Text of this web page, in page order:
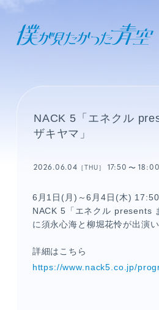
NACK 5「エネクル
ザキヤマ」
2026.06.04 ［THU］17:50 18:00
6月1日(月)～6月4日(木)
NACK 5「エネクル presents
に須永心海と柳堀花怜が出演い
詳細はこちら
https://www.nack5.co.jp/